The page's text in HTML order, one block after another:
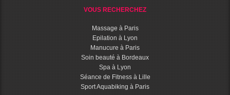
VOUS RECHERCHEZ
Massage à Paris
Epilation à Lyon
Manucure à Paris
Soin beauté à Bordeaux
Spa à Lyon
Séance de Fitness à Lille
Sport Aquabiking à Paris